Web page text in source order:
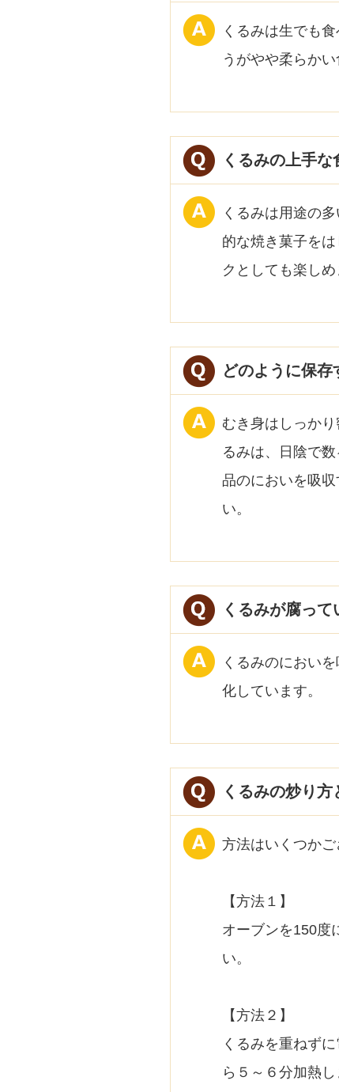
くるみは生でも
うがやや柔らか
くるみの上手
くるみは用途の
的な焼き菓子を
クとしても楽し
どのように保存
むき身はしっか
るみは、日陰で
品のにおいを吸
い。
くるみが腐って
くるみのにおい
化しています。
くるみの炒り方
方法はいくつかご
【方法１】
オーブンを150度
い。
【方法２】
くるみを重ねず
ら５～６分加熱し